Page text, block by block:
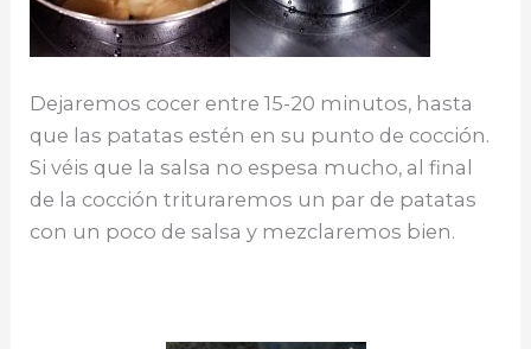
Dejaremos cocer entre 15-20 minutos, hasta
que las patatas estén en su punto de cocción.
Si véis que la salsa no espesa mucho, al final
de la cocción trituraremos un par de patatas
con un poco de salsa y mezclaremos bien.